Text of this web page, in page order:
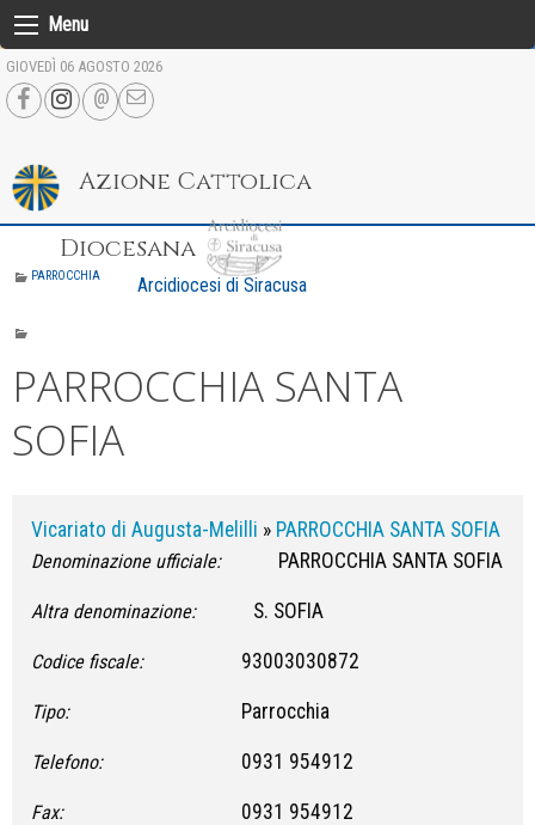
Skip
to
content
Menu
GIOVEDÌ 06 AGOSTO 2026
Azione Cattolica
Diocesana
Arcidiocesi di Siracusa
PARROCCHIA
PARROCCHIA SANTA
SOFIA
Vicariato di Augusta-Melilli » PARROCCHIA SANTA SOFIA
Denominazione ufficiale: PARROCCHIA SANTA SOFIA
Altra denominazione: S. SOFIA
Codice fiscale: 93003030872
Tipo: Parrocchia
Telefono: 0931 954912
Fax: 0931 954912